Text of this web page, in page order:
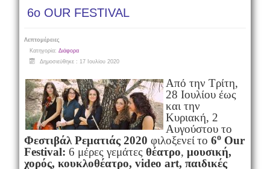
6ο OUR FESTIVAL
Λεπτομέρειες
Κατηγορία: Διάφορα
Δημοσιεύθηκε : 17 Ιουλίου 2020
Από την Τρίτη,
28 Ιουλίου έως
και την
Κυριακή, 2
Αυγούστου το
Φεστιβάλ Ρεματιάς 2020 φιλοξενεί το 6ο Our
Festival: 6 μέρες γεμάτες θέατρο, μουσική,
χορός, κουκλοθέατρο, video art, παιδικές